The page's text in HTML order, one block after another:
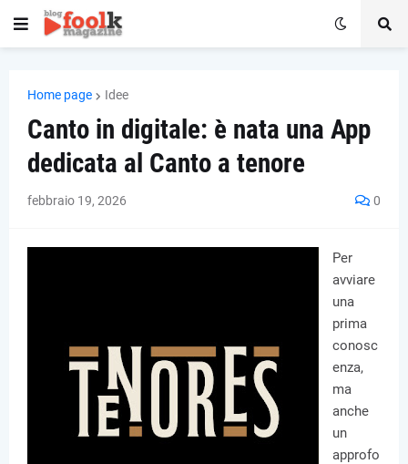
Home page Idee
Canto in digitale: è nata una App
dedicata al Canto a tenore
febbraio 19, 2026 0
Per
avviare
una
prima
conosc
enza,
ma
anche
un
approfo